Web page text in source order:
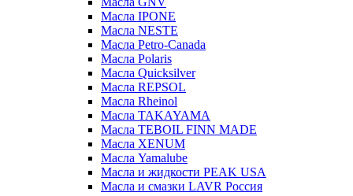
Масла IPONE
Масла NESTE
Масла Petro-Canada
Масла Polaris
Масла Quicksilver
Масла REPSOL
Масла Rheinol
Масла TAKAYAMA
Масла TEBOIL FINN MADE
Масла XENUM
Масла Yamalube
Масла и жидкости PEAK USA
Масла и смазки LAVR Россия